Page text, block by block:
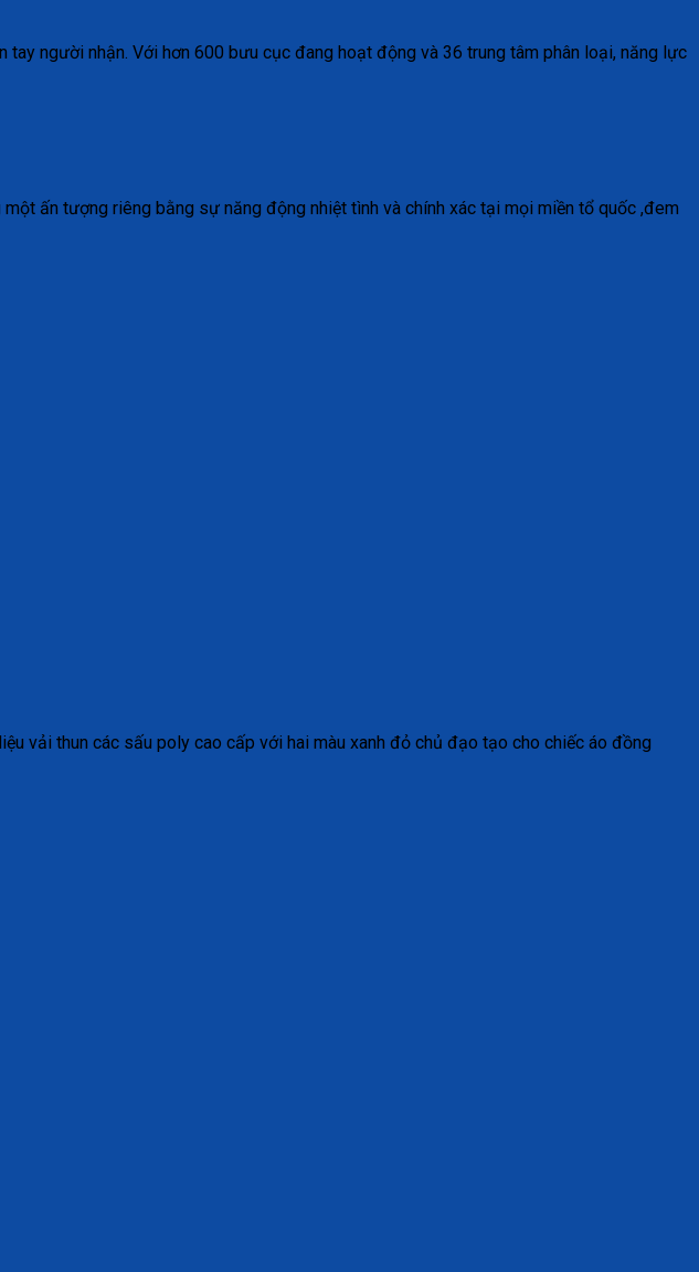
người nhận. Với hơn 600 bưu cục đang hoạt động và 36 trung tâm phân loại, năng lực
một ấn tượng riêng bằng sự năng động nhiệt tình và chính xác tại mọi miền tổ quốc ,đem
vải thun các sấu poly cao cấp với hai màu xanh đỏ chủ đạo tạo cho chiếc áo đồng